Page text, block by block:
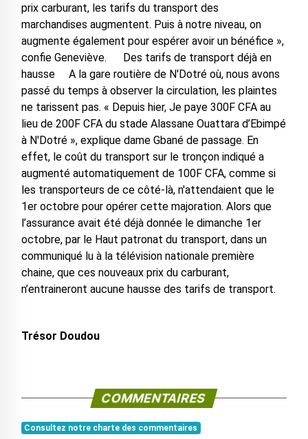
prix carburant, les tarifs du transport des
marchandises augmentent. Puis à notre niveau, on
augmente également pour espérer avoir un bénéfice »,
confie Geneviève. Des tarifs de transport déjà en
hausse A la gare routière de N'Dotré où, nous avons
passé du temps à observer la circulation, les plaintes
ne tarissent pas. « Depuis hier, Je paye 300F CFA au
lieu de 200F CFA du stade Alassane Ouattara d’Ebimpé
à N'Dotré », explique dame Gbané de passage. En
effet, le coût du transport sur le tronçon indiqué a
augmenté automatiquement de 100F CFA, comme si
les transporteurs de ce côté-là, n'attendaient que le
1er octobre pour opérer cette majoration. Alors que
l’assurance avait été déjà donnée le dimanche 1er
octobre, par le Haut patronat du transport, dans un
communiqué lu à la télévision nationale première
chaine, que ces nouveaux prix du carburant,
n’entraineront aucune hausse des tarifs de transport.
Trésor Doudou
COMMENTAIRES
Consultez notre charte des commentaires